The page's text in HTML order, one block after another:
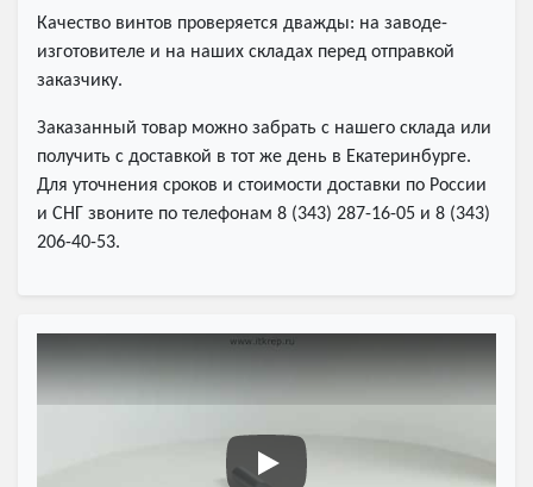
Качество винтов проверяется дважды: на заводе-
изготовителе и на наших складах перед отправкой
заказчику.
Заказанный товар можно забрать с нашего склада или
получить с доставкой в тот же день в Екатеринбурге.
Для уточнения сроков и стоимости доставки по России
и СНГ звоните по телефонам 8 (343) 287-16-05 и 8 (343)
206-40-53.
Винт DIN 912 с внутренним